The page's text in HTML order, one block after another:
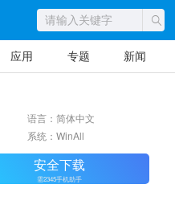
应用 专题 新闻
语言：简体中文
系统：WinAll
安全下载
需2345手机助手